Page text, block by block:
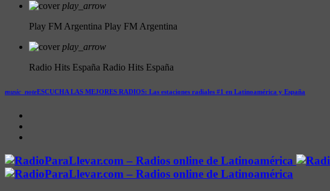
play_arrow
Play FM Argentina Play FM Argentina
play_arrow
Radio Hits España Radio Hits España
music_noteESCUCHA LAS MEJORES RADIOS: Las estaciones radiales #1 en Latinoamérica y España